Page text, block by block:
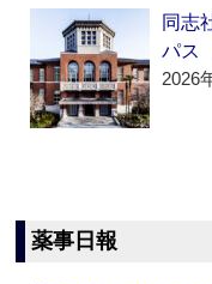
同志
パス
2026
薬事日報